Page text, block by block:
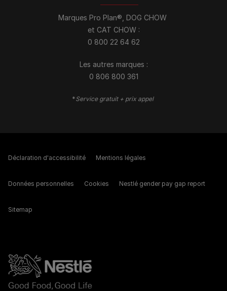
Marques Pro Plan®, DOG CHOW
et CAT CHOW :
0 800 22 64 62
Les autres marques :​
0 806 800 361
*Service gratuit + prix appel
Déclaration d'accessibilité Mentions légales
Données personnelles Cookies Nestlé gender pay gap report
Sitemap